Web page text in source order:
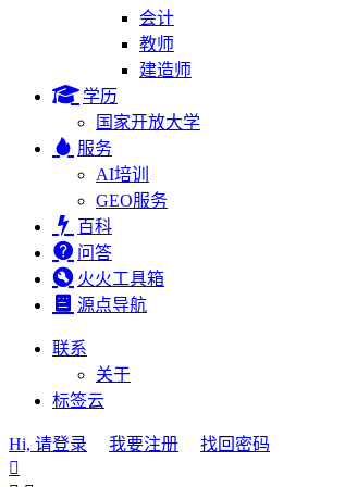
会计
教师
建造师
学历
国家开放大学
服务
AI培训
GEO服务
百科
问答
火火工具箱
源点导航
联系
关于
标签云
Hi, 请登录 我要注册
找回密码
